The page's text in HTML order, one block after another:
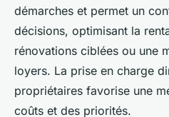
démarches et permet un
décisions, optimisant la
rénovations ciblées ou une
loyers. La prise en charge
propriétaires favorise une
coûts et des priorités.